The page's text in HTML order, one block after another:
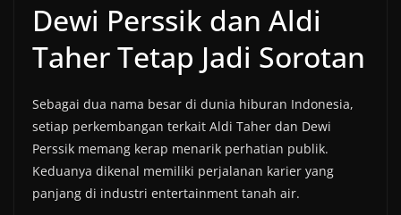
Dewi Perssik dan Aldi
Taher Tetap Jadi Sorotan
Sebagai dua nama besar di dunia hiburan Indonesia,
setiap perkembangan terkait Aldi Taher dan Dewi
Perssik memang kerap menarik perhatian publik.
Keduanya dikenal memiliki perjalanan karier yang
panjang di industri entertainment tanah air.